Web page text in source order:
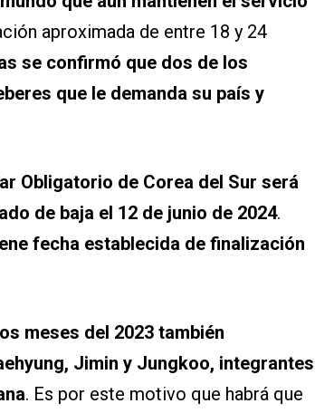
aproximada de entre 18 y 24
se confirmó que dos de los
que le demanda su país y
Obligatorio de Corea del Sur será
de baja el 12 de junio de 2024.
fecha establecida de finalización
meses del 2023 también
Jimin y Jungkoo, integrantes
. Es por este motivo que habrá que